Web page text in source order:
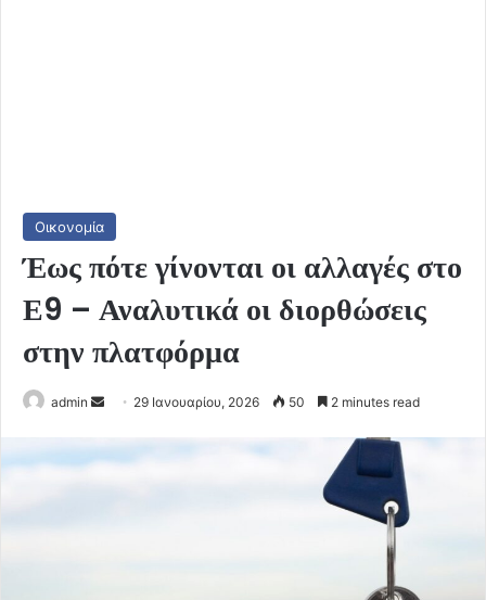
Οικονομία
Έως πότε γίνονται οι αλλαγές στο
Ε9 – Αναλυτικά οι διορθώσεις
στην πλατφόρμα
admin
Send 29 Ιανουαρίου, 2026 50 2 minutes read